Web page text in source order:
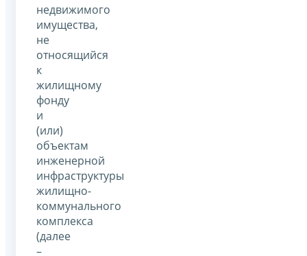
недвижимого
имущества,
не
относящийся
к
жилищному
фонду
и
(или)
объектам
инженерной
инфраструктуры
жилищно-
коммунального
комплекса
(далее
–